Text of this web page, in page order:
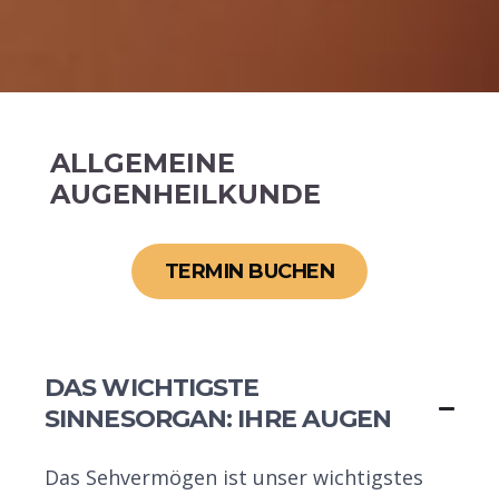
ALLGEMEINE
AUGENHEILKUNDE
TERMIN BUCHEN
DAS WICHTIGSTE
SINNESORGAN: IHRE AUGEN
Das Sehvermögen ist unser wichtigstes